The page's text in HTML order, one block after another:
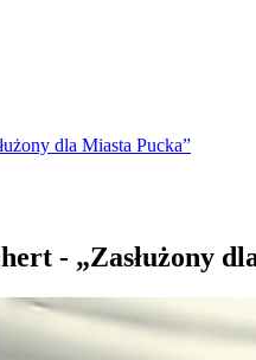
dla Miasta Pucka”
- „Zasłużony